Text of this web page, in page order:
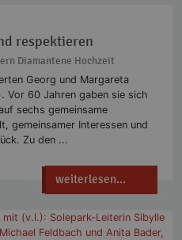
respektieren
Diamantene Hochzeit
Georg und Margareta
Vor 60 Jahren gaben sie sich
sechs gemeinsame
gemeinsamer Interessen und
Zu den ...
weiterlesen...